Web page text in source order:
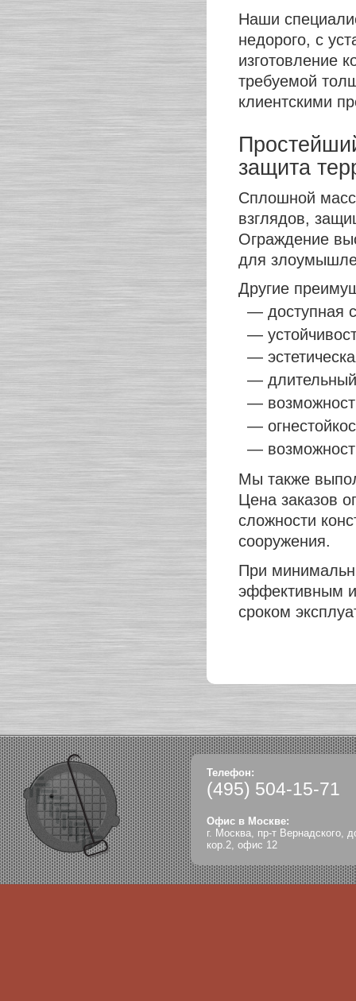
Наши
недорого, с
изготовление
требуемой
клиентскими
защита
Сплошной
взглядов,
Ограждение
для
Другие
— доступная
—
—
— длительный
—
—
—
Мы также
Цена заказов
сложности
сооружения.
При
эффективным
сроком
Телефон:
(495) 504-15-71
Офис в Москве:
г. Москва, пр-т Вернадского,
кор.2, офис 12